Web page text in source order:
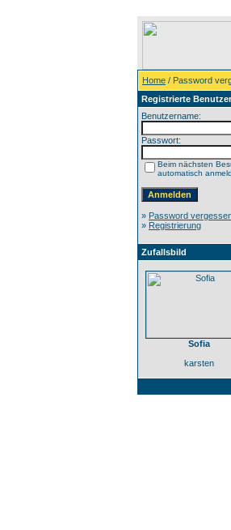
Home / Password
Registrierte Benutzer
Benutzername:
Passwort:
Beim nächsten
automatisch
» Password
» Registrierung
Zufallsbild
Sofia
karsten